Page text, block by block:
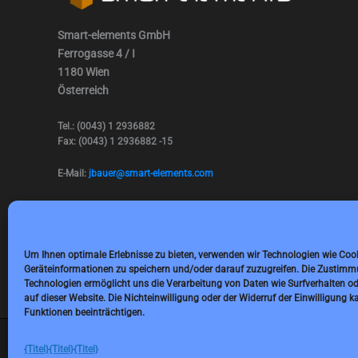
Um Ihnen optimale Erlebnisse zu bieten, verwenden wir Technologien wie
Geräteinformationen zu speichern und/oder darauf zuzugreifen. Die
Technologien ermöglicht uns die Verarbeitung von Daten wie Surfverhalten
auf dieser Website. Die Nichteinwilligung oder der Widerruf der Einwilligung
Funktionen beeinträchtigen.
{Titel}{Titel}{Titel}
Smart-elements GmbH
Ferrogasse 4 / I
1180 Wien
Österreich
Tel.: (0043) 1 2936882
Fax: (0043) 1 2936882 -15
E-Mail: jbauer@smart-elements.com
Handelsgericht Wien
USt-IdNr.: ATU65594118